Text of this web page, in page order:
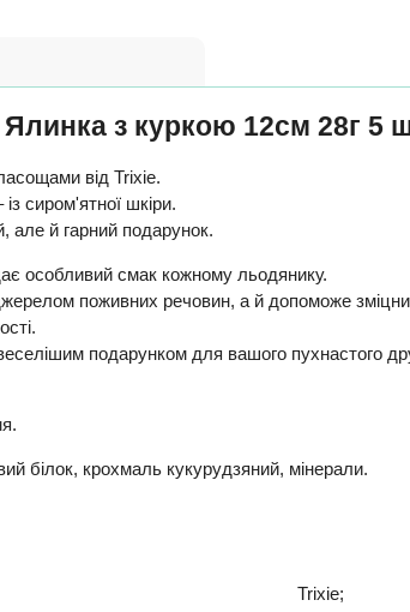
з куркою 12см 28г 5
від Trixie.
сиром'ятної шкіри.
але й гарний подарунок.
особливий смак кожному льодянику.
поживних речовин, а й допоможе
подарунком для вашого пухнастого
білок, крохмаль кукурудзяний, мінерали.
Trixie;